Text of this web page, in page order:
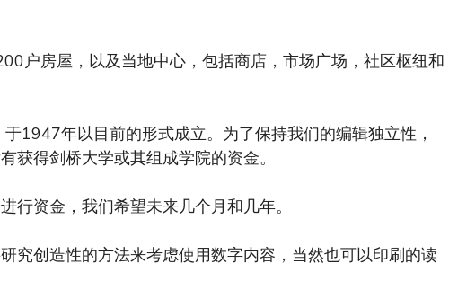
户房屋，以及当地中心，包括商店，市场广场，社区枢纽和
1947年以目前的形式成立。为了保持我们的编辑独立性，
获得剑桥大学或其组成学院的资金。
行资金，我们希望未来几个月和几年。
究创造性的方法来考虑使用数字内容，当然也可以印刷的读